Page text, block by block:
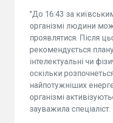
"До 16:43 за
організмі людини
проявлятися. Після
рекомендується
інтелектуальні чи
оскільки
найпотужніших
організмі
зауважила спеціаліст.